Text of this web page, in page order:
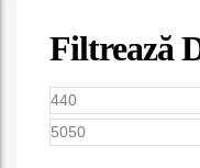
Filtrează
Preț
minim